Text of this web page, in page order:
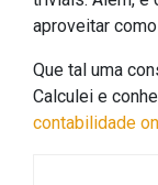
aproveitar
Que tal uma
Calculei e
contabilidade